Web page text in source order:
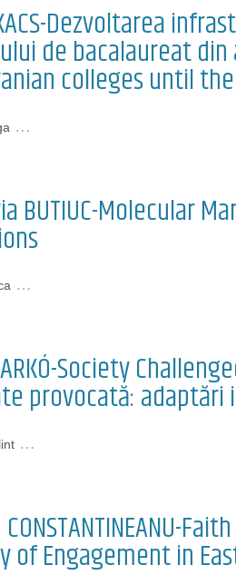
Dezvoltarea
de bacalaureat
colleges until
…
BUTIUC-Molecular
…
Society
provocată:
…
of Engagement in